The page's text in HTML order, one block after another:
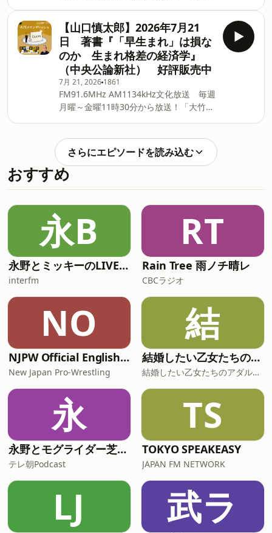
ンを飾るゲストが登場！ 大竹まこと＆各
パートナーがお客様のトークを料理しま
す。 毎週木曜日は世の中のギモンに答え
るレポートのコーナー。 どんなことでも
楽しく解決します！ ■ApplePodcast、
Spotify、AmazonMusicなどをご利用の
方は番組フォローをお願いします！ ■長
野智子アップデート ポッドキャスト配
信開始！！長野智子アップデート ニュ
スを読み解く） ▼PodcastQR ⁠⁠⁠⁠⁠⁠⁠⁠⁠⁠⁠⁠⁠⁠⁠⁠⁠⁠⁠⁠⁠⁠⁠⁠⁠⁠⁠⁠⁠⁠⁠⁠⁠⁠⁠⁠⁠⁠⁠⁠⁠⁠⁠⁠⁠⁠⁠⁠⁠⁠⁠⁠⁠⁠⁠⁠⁠⁠⁠⁠⁠⁠⁠⁠⁠⁠⁠⁠⁠⁠⁠⁠⁠⁠⁠⁠⁠⁠⁠⁠⁠⁠⁠⁠⁠⁠⁠⁠⁠⁠⁠⁠⁠⁠⁠⁠⁠⁠⁠⁠⁠⁠⁠⁠⁠⁠⁠⁠⁠⁠⁠⁠⁠⁠⁠⁠
【山口慎太郎】2026年7月21
日 著書『「早生まれ」は損な
のか 生まれ格差の経済学』
（中央公論新社） 好評販売中
7月 21, 2026 1861
FM91.6MHz AM1134kHz文化放送 毎週
月曜～金曜11時30分から放送！「大竹ま
パートナーがお客様のトークを料理しま
す。 毎週木曜日は世の中のギモンに答え
るレポートのコーナー。 どんなことでも
楽しく解決します！ ■ApplePodcast、
方は番組フォローをお願いします！ ■長
野智子アップデート ポッドキャスト配
信開始！！長野智子アップデート ニュ
ースアップデート（有識者を迎えニュー
スを読み解く） ▼PodcastQR ⁠⁠⁠⁠⁠⁠⁠⁠⁠⁠⁠⁠⁠⁠⁠⁠⁠⁠⁠⁠⁠⁠⁠⁠⁠⁠⁠⁠⁠⁠⁠⁠⁠⁠⁠⁠⁠⁠⁠⁠⁠⁠⁠⁠⁠⁠⁠⁠⁠⁠⁠⁠⁠⁠⁠⁠⁠⁠⁠⁠⁠⁠⁠⁠⁠⁠⁠⁠⁠⁠⁠⁠⁠⁠⁠⁠⁠⁠⁠⁠⁠⁠⁠⁠⁠⁠⁠⁠⁠⁠⁠⁠⁠⁠⁠⁠⁠⁠⁠⁠⁠⁠⁠⁠⁠⁠⁠⁠⁠⁠⁠⁠⁠⁠⁠⁠
さらにエピソードを読み込む
おすすめ
永B
永野とミッキーのLIVE BUZZ -ライブバズ-
interfm
RT
Rain Tree 雨ノチ晴レ
CBCラジオ
NO
NJPW Official English Podcast
New Japan Pro-Wrestling
結
結婚したい乙女たちのアダルトーク
結婚したい乙女たちのアダルトーク
永
永野とモグライダー芝のぐるり遠回り
テレ朝Podcast
TS
TOKYO SPEAKEASY
JAPAN FM NETWORK
LJ 武ラ